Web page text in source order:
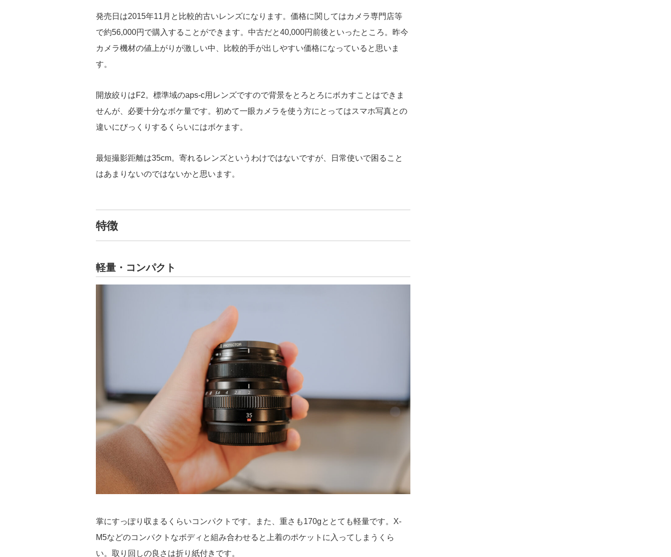
発売日は2015年11月と比較的古いレンズになります。価格に関してはカメラ専門店等
で約56,000円で購入することができます。中古だと40,000円前後といったところ。昨今
カメラ機材の値上がりが激しい中、比較的手が出しやすい価格になっていると思いま
す。
開放絞りはF2。標準域のaps-c用レンズですので背景をとろとろにボカすことはできま
せんが、必要十分なボケ量です。初めて一眼カメラを使う方にとってはスマホ写真との
違いにびっくりするくらいにはボケます。
最短撮影距離は35cm。寄れるレンズというわけではないですが、日常使いで困ること
はあまりないのではないかと思います。
特徴
軽量・コンパクト
掌にすっぽり収まるくらいコンパクトです。また、重さも170gととても軽量です。X-
M5などのコンパクトなボディと組み合わせると上着のポケットに入ってしまうくら
い。取り回しの良さは折り紙付きです。